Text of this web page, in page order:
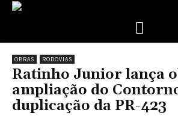
OBRAS RODOVIAS
Ratinho Junior lança
ampliação do
duplicação da PR-423